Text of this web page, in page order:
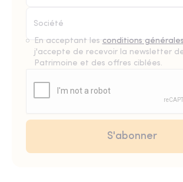
En acceptant les conditions
j'accepte de recevoir la newsletter
Patrimoine et des offres ciblées.